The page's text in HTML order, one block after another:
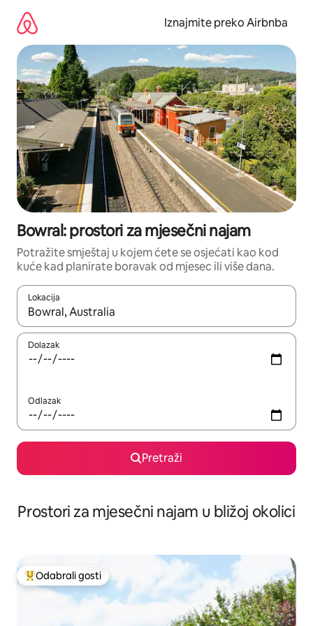
sadržaj
Iznajmite preko Airbnba
Bowral: prostori za mjesečni najam
Potražite smještaj u kojem ćete se osjećati kao kod
kuće kad planirate boravak od mjesec ili više dana.
Lokacija
Kada budu dostupni rezultati, moći ćete ih pregledati
Dolazak
Odlazak
Pretraži
Prostori za mjesečni najam u bližoj okolici
Među najviše rangiranima s oznakom „Odabrali gosti”
Odabrali gosti